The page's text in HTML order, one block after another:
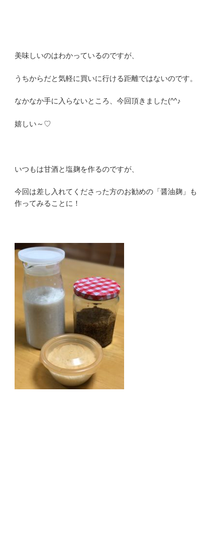
美味しいのはわかっているのですが、
うちからだと気軽に買いに行ける距離ではないのです。
なかなか手に入らないところ、今回頂きました(^^♪
嬉しい～♡
いつもは甘酒と塩麹を作るのですが、
今回は差し入れてくださった方のお勧めの「醤油麹」も
作ってみることに！